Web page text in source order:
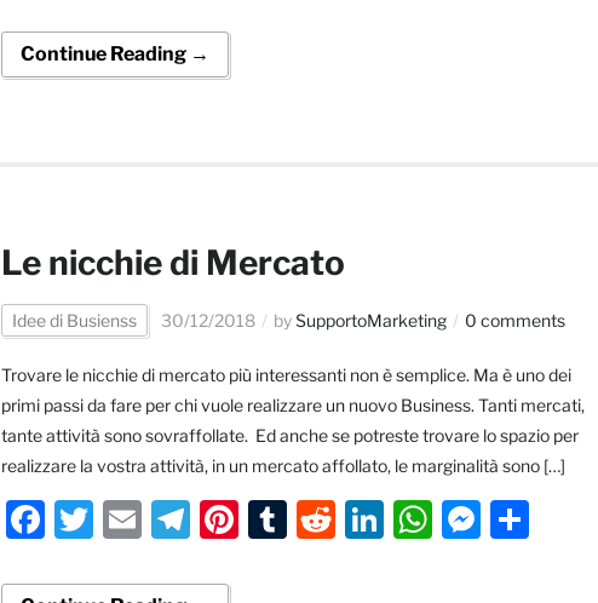
Continue Reading →
Le nicchie di Mercato
Idee di Busienss 30/12/2018 bySupportoMarketing 0 comments
Trovare le nicchie di mercato più interessanti non è semplice. Ma è uno dei
primi passi da fare per chi vuole realizzare un nuovo Business. Tanti mercati,
tante attività sono sovraffollate. Ed anche se potreste trovare lo spazio per
realizzare la vostra attività, in un mercato affollato, le marginalità sono […]
Facebook
Twitter
EmailTelegram
Pinterest
Tumblr
Reddit
LinkedIn